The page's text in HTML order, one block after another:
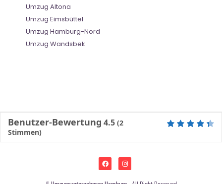
Umzug Altona
Umzug Eimsbüttel
Umzug Hamburg-Nord
Umzug Wandsbek
Benutzer-Bewertung 4.5 (2
Stimmen)